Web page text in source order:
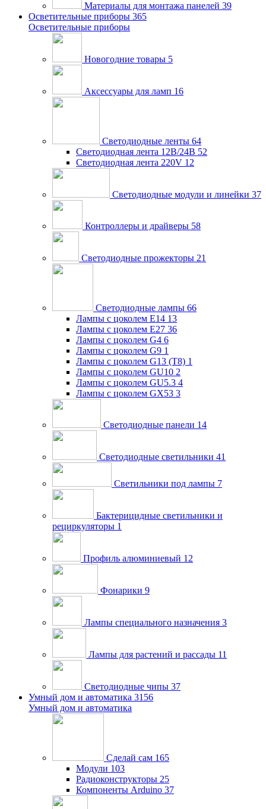
Материалы для монтажа панелей 39
Осветительные приборы 365
Осветительные приборы
Новогодние товары 5
Аксессуары для ламп 16
Светодиодные ленты 64
Светодиодная лента 12В/24В 52
Светодиодная лента 220V 12
Светодиодные модули и линейки 37
Контроллеры и драйверы 58
Светодиодные прожекторы 21
Светодиодные лампы 66
Лампы с цоколем E14 13
Лампы с цоколем E27 36
Лампы с цоколем G4 6
Лампы с цоколем G9 1
Лампы с цоколем G13 (Т8) 1
Лампы с цоколем GU10 2
Лампы с цоколем GU5.3 4
Лампы с цоколем GX53 3
Светодиодные панели 14
Светодиодные светильники 41
Светильники под лампы 7
Бактерицидные светильники и
рециркуляторы 1
Профиль алюминиевый 12
Фонарики 9
Лампы специального назначения 3
Лампы для растений и рассады 11
Светодиодные чипы 37
Умный дом и автоматика 3156
Умный дом и автоматика
Сделай сам 165
Модули 103
Радиоконструкторы 25
Компоненты Arduino 37